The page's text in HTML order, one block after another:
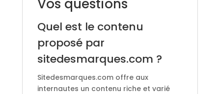
Vos questions
Quel est le contenu
proposé par
sitedesmarques.com ?
Sitedesmarques.com offre aux
internautes un contenu riche et varié